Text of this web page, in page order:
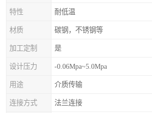
特性 耐低温
材质 碳钢，不锈钢等
加工定制 是
设计压力 -0.06Mpa~5.0Mpa
用途 介质传输
连接方式 法兰连接